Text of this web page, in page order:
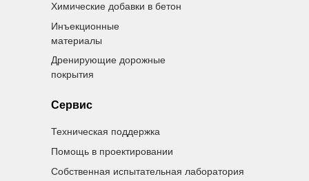
Сервис
Техническая поддержка
Помощь в проектировании
Собственная испытательная лаборатория
Химические добавки в бетон
Инъекционные
материалы
Дренирующие дорожные
покрытия